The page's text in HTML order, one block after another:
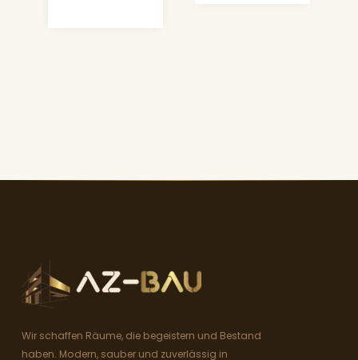
Wir schaffen Räume, die begeistern und Bestand
haben. Modern, sauber und zuverlässig in